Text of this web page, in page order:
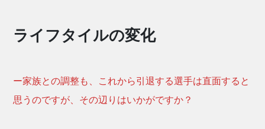
ライフタイルの変化
ー家族との調整も、これから引退する選手は直面すると
思うのですが、その辺りはいかがですか？